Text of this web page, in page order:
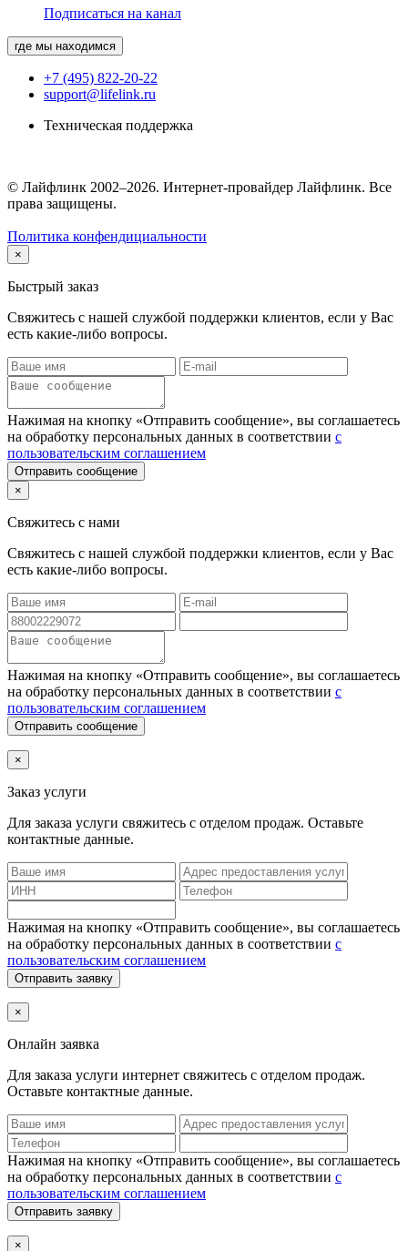
Подписаться на канал
где мы находимся
+7 (495) 822-20-22
support@lifelink.ru
Техническая поддержка
© Лайфлинк 2002–2026. Интернет-провайдер Лайфлинк. Все
права защищены.
Политика конфендициальности
×
Быстрый заказ
Свяжитесь с нашей службой поддержки клиентов, если у Вас
есть какие-либо вопросы.
Нажимая на кнопку «Отправить сообщение», вы соглашаетесь
на обработку персональных данных в соответствии с
пользовательским соглашением
Отправить сообщение
×
Свяжитесь с нами
Свяжитесь с нашей службой поддержки клиентов, если у Вас
есть какие-либо вопросы.
Нажимая на кнопку «Отправить сообщение», вы соглашаетесь
на обработку персональных данных в соответствии с
пользовательским соглашением
Отправить сообщение
×
Заказ услуги
Для заказа услуги свяжитесь с отделом продаж. Оставьте
контактные данные.
Нажимая на кнопку «Отправить сообщение», вы соглашаетесь
на обработку персональных данных в соответствии с
пользовательским соглашением
Отправить заявку
×
Онлайн заявка
Для заказа услуги интернет свяжитесь с отделом продаж.
Оставьте контактные данные.
Нажимая на кнопку «Отправить сообщение», вы соглашаетесь
на обработку персональных данных в соответствии с
пользовательским соглашением
Отправить заявку
×